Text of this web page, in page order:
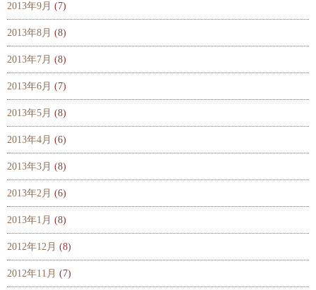
2013年9月 (7)
2013年8月 (8)
2013年7月 (8)
2013年6月 (7)
2013年5月 (8)
2013年4月 (6)
2013年3月 (8)
2013年2月 (6)
2013年1月 (8)
2012年12月 (8)
2012年11月 (7)